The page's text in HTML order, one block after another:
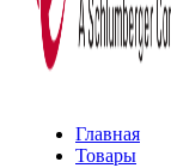
Главная
Товары